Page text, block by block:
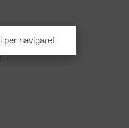
per navigare!